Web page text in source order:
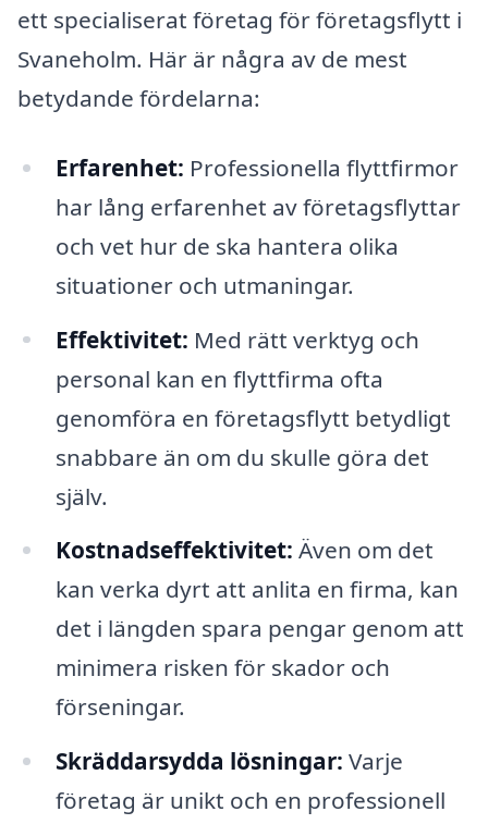
ett specialiserat företag för företagsflytt i
Svaneholm. Här är några av de mest
betydande fördelarna:
Erfarenhet: Professionella flyttfirmor
har lång erfarenhet av företagsflyttar
och vet hur de ska hantera olika
situationer och utmaningar.
Effektivitet: Med rätt verktyg och
personal kan en flyttfirma ofta
genomföra en företagsflytt betydligt
snabbare än om du skulle göra det
själv.
Kostnadseffektivitet: Även om det
kan verka dyrt att anlita en firma, kan
det i längden spara pengar genom att
minimera risken för skador och
förseningar.
Skräddarsydda lösningar: Varje
företag är unikt och en professionell